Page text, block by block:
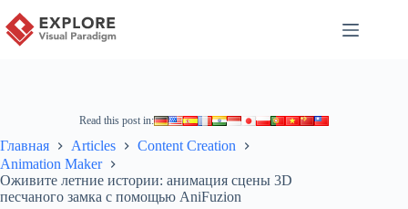
Read this post in:
Главная Articles
Content Creation
Animation Maker
Оживите летние истории: анимация сцены 3D
песчаного замка с помощью AniFuzion